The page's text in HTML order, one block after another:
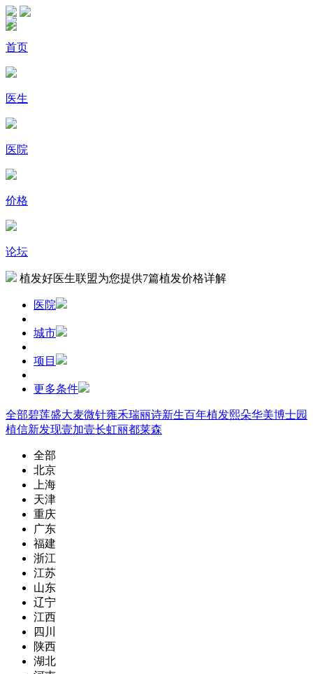
首页
医生
医院
价格
论坛
植发好医生联盟为您提供7篇植发价格详解
医院
城市
项目
更多条件
全部碧莲盛大麦微针雍禾瑞丽诗新生百年植发熙朵华美博士园
植信新发现壹加壹长虹丽都莱森
全部
北京
上海
天津
重庆
广东
福建
浙江
江苏
山东
辽宁
江西
四川
陕西
湖北